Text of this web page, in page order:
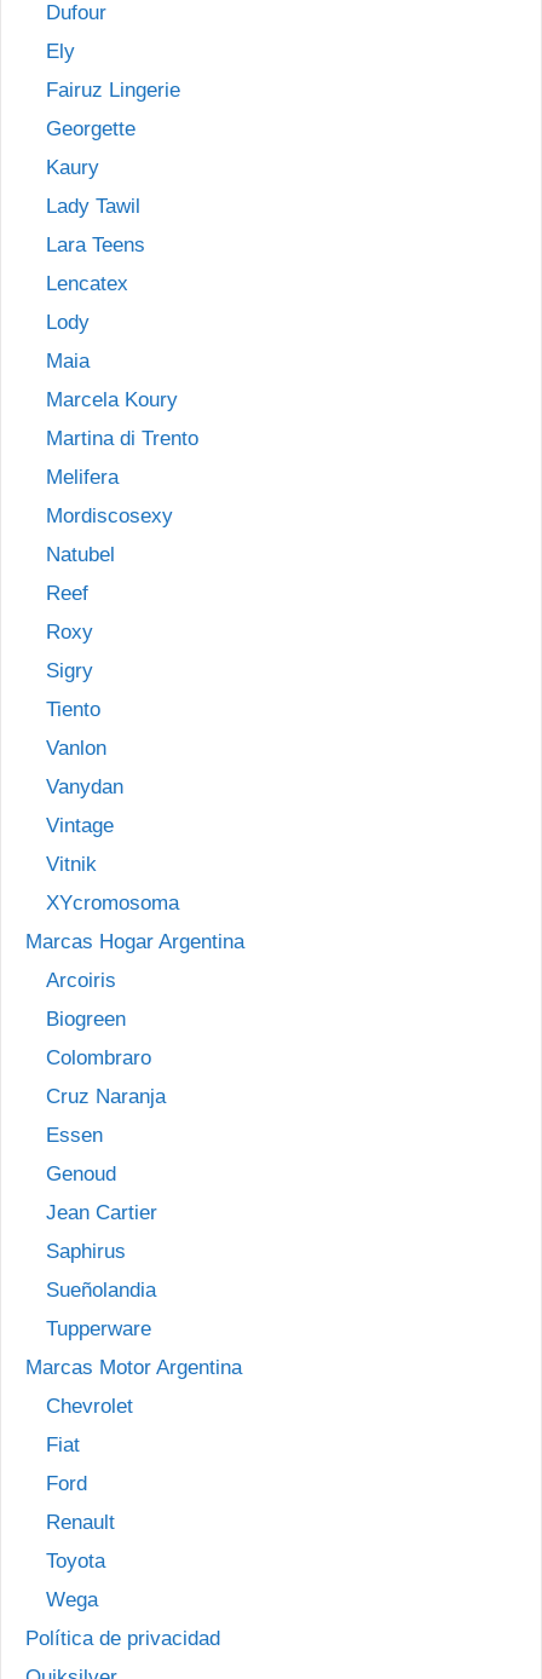
Dufour
Ely
Fairuz Lingerie
Georgette
Kaury
Lady Tawil
Lara Teens
Lencatex
Lody
Maia
Marcela Koury
Martina di Trento
Melifera
Mordiscosexy
Natubel
Reef
Roxy
Sigry
Tiento
Vanlon
Vanydan
Vintage
Vitnik
XYcromosoma
Marcas Hogar Argentina
Arcoiris
Biogreen
Colombraro
Cruz Naranja
Essen
Genoud
Jean Cartier
Saphirus
Sueñolandia
Tupperware
Marcas Motor Argentina
Chevrolet
Fiat
Ford
Renault
Toyota
Wega
Política de privacidad